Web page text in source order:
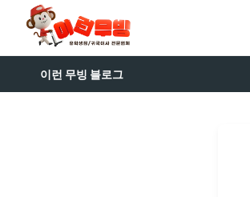
이런 무빙 블로그